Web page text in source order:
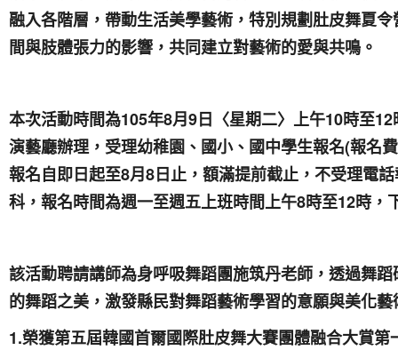
融入各階層，帶動生活美學藝術，特別規劃肚皮舞夏
間與肢體張力的影響，共同建立對藝術的愛與共鳴。
本次活動時間為105年8月 9 日〈星期二〉上午10時至12
演藝廳辦理，受理幼稚園、國小、國中學生報名(報名
報名自即日起至8月 8 日 止，額滿提前截止，不受理電
科，報名時間為週一至週五上班時間上午8時至12時，
該活動聘請講師為身呼吸舞蹈團施筑丹老師，透過舞
的舞蹈之美，激發縣民對舞蹈藝術學習的意願與美化
1.榮獲第五屆韓國首爾國際肚皮舞大賽團體融合大賞第